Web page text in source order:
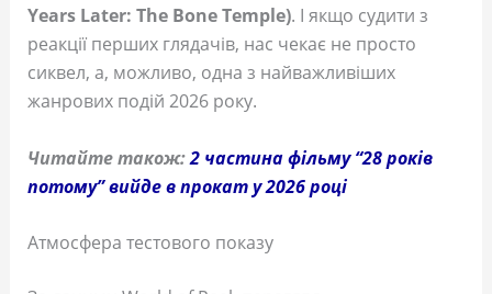
Years Later: The Bone Temple). І якщо судити з
реакції перших глядачів, нас чекає не просто
сиквел, а, можливо, одна з найважливіших
жанрових подій 2026 року.
Читайте також:2 частина фільму “28 років
потому” вийде в прокат у 2026 році
Атмосфера тестового показу